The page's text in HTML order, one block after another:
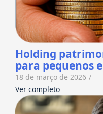
Holding
para pequenos
18 de março de 2026 /
Ver completo